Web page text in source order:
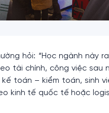
hỏi: “Học ngành này
tài chính, công việc
toán – kiểm toán, sinh
kinh tế quốc tế hoặc